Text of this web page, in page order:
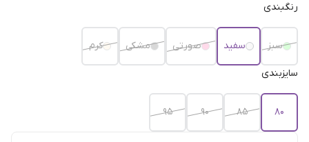
رنگبندی
سبز سفید صورتی مشکی کرم
سایزبندی
80
85
90
95